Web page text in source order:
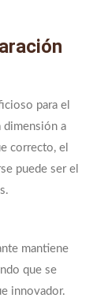
para el
dimensión a
correcto, el
puede ser el
mantiene
que se
innovador.